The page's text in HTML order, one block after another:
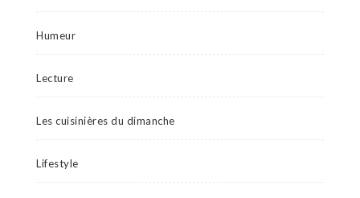
Humeur
Lecture
Les cuisinières du dimanche
Lifestyle